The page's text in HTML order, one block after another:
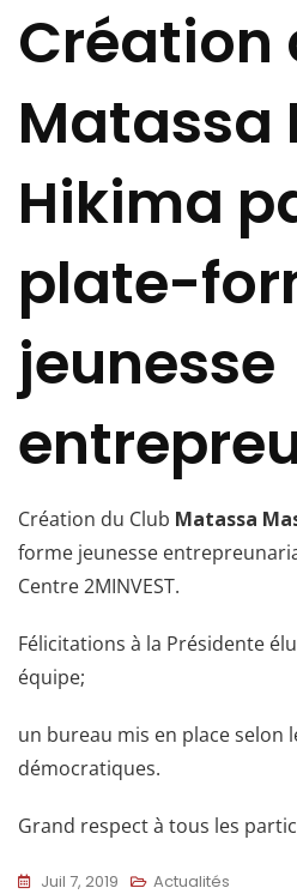
Création
Matassa
Hikima
plate-
jeunesse
Création du Club Matassa
forme jeunesse
Centre 2MINVEST.
Félicitations à la Présidente
équipe;
un bureau mis en place selon
démocratiques.
Grand respect à tous les
Juil 7, 2019 Actualités